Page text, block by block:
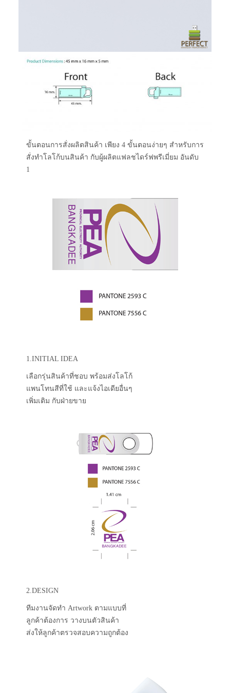
ขั้นตอนการสั่งผลิตสินค้า เพียง 4 ขั้นตอนง่ายๆ สำหรับการ
สั่งทำโลโก้บนสินค้า กับผู้ผลิตแฟลชไดร์ฟพรีเมี่ยม อันดับ
1
1.INITIAL IDEA
เลือกรุ่นสินค้าที่ชอบ พร้อมส่งโลโก้
แพนโทนสีที่ใช้ และแจ้งไอเดียอื่นๆ
เพิ่มเติม กับฝ่ายขาย
2.DESIGN
ทีมงานจัดทำ Artwork ตามแบบที่
ลูกค้าต้องการ วางบนตัวสินค้า
ส่งให้ลูกค้าตรวจสอบความถูกต้อง